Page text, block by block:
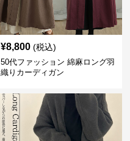
¥8,800 (税込)
50代ファッション 綿麻ロング羽
織りカーディガン